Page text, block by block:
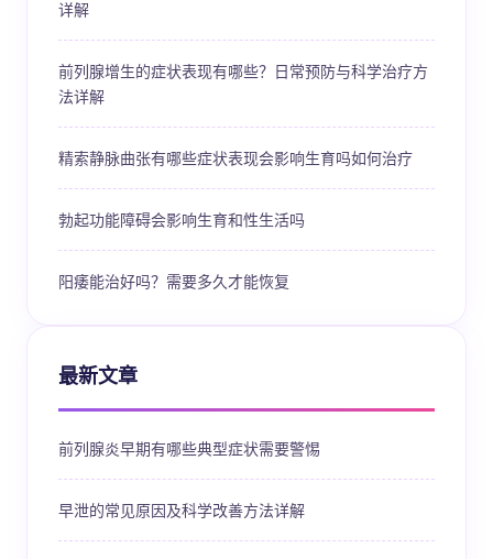
详解
前列腺增生的症状表现有哪些？日常预防与科学治疗方
法详解
精索静脉曲张有哪些症状表现会影响生育吗如何治疗
勃起功能障碍会影响生育和性生活吗
阳痿能治好吗？需要多久才能恢复
最新文章
前列腺炎早期有哪些典型症状需要警惕
早泄的常见原因及科学改善方法详解